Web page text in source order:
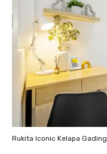
Rukita Iconic Kelapa Gading